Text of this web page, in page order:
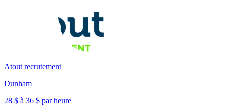
Atout recrutement
Dunham
28 $ à 36 $ par heure